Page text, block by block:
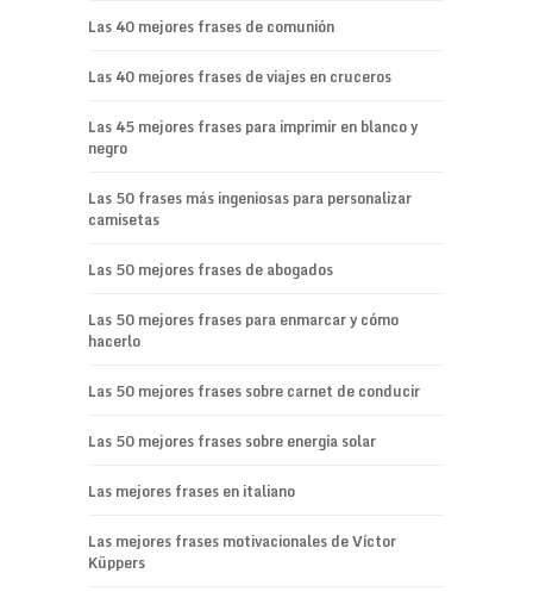
Las 40 mejores frases de comunión
Las 40 mejores frases de viajes en cruceros
Las 45 mejores frases para imprimir en blanco y
negro
Las 50 frases más ingeniosas para personalizar
camisetas
Las 50 mejores frases de abogados
Las 50 mejores frases para enmarcar y cómo
hacerlo
Las 50 mejores frases sobre carnet de conducir
Las 50 mejores frases sobre energía solar
Las mejores frases en italiano
Las mejores frases motivacionales de Víctor
Küppers